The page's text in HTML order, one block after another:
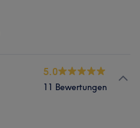
5.0
11 Bewertungen